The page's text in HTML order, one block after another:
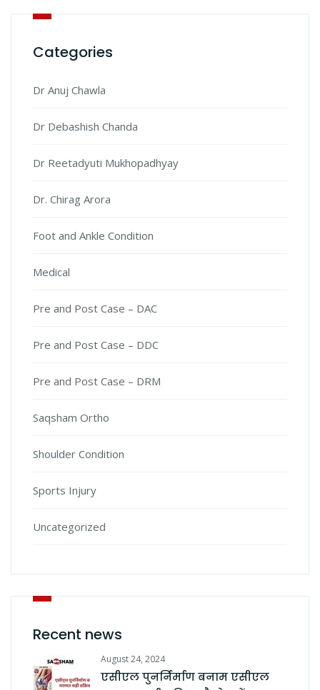
Categories
Dr Anuj Chawla
Dr Debashish Chanda
Dr Reetadyuti Mukhopadhyay
Dr. Chirag Arora
Foot and Ankle Condition
Medical
Pre and Post Case – DAC
Pre and Post Case – DDC
Pre and Post Case – DRM
Saqsham Ortho
Shoulder Condition
Sports Injury
Uncategorized
Recent news
August 24, 2024
एसीएल पुनर्निर्माण बनाम एसीएल